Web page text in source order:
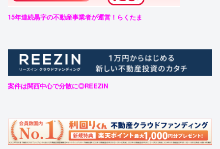
15年連続黒字の不動産事業者が運営！らくたま
案件は関西中心で分散に◎REEZIN